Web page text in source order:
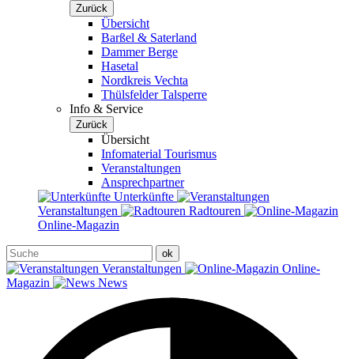
Zurück
Übersicht
Barßel & Saterland
Dammer Berge
Hasetal
Nordkreis Vechta
Thülsfelder Talsperre
Info & Service
Zurück
Übersicht
Infomaterial Tourismus
Veranstaltungen
Ansprechpartner
Unterkünfte
Veranstaltungen
Radtouren
Online-Magazin
Veranstaltungen
Online-
Magazin
News